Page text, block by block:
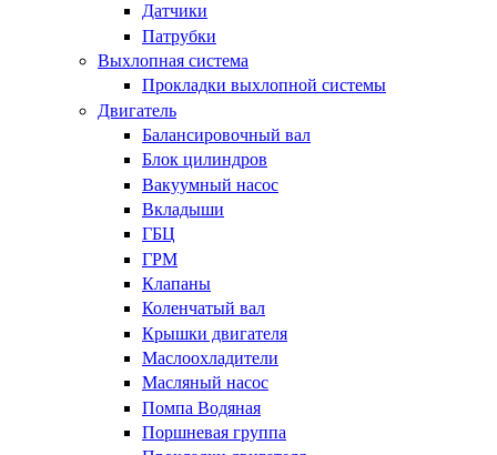
Датчики
Патрубки
Выхлопная система
Прокладки выхлопной системы
Двигатель
Балансировочный вал
Блок цилиндров
Вакуумный насос
Вкладыши
ГБЦ
ГРМ
Клапаны
Коленчатый вал
Крышки двигателя
Маслоохладители
Масляный насос
Помпа Водяная
Поршневая группа